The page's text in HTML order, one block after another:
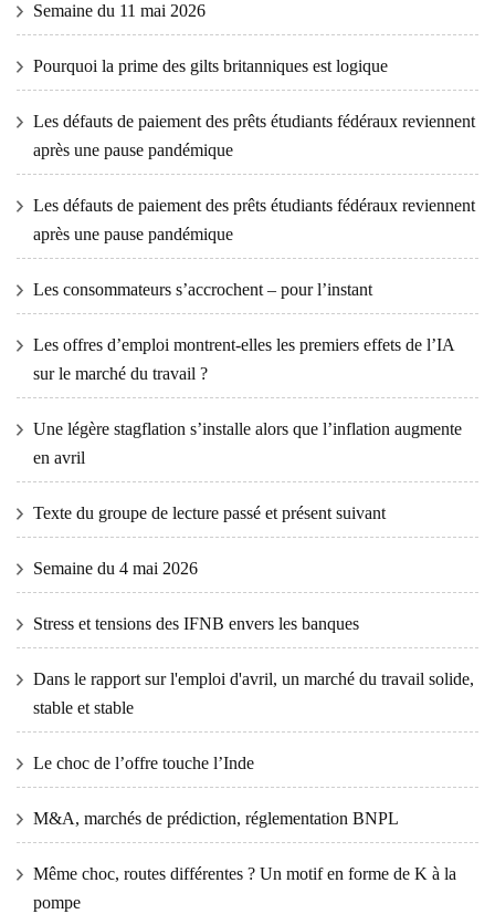
Semaine du 11 mai 2026
Pourquoi la prime des gilts britanniques est logique
Les défauts de paiement des prêts étudiants fédéraux reviennent
après une pause pandémique
Les défauts de paiement des prêts étudiants fédéraux reviennent
après une pause pandémique
Les consommateurs s’accrochent – ​​pour l’instant
Les offres d’emploi montrent-elles les premiers effets de l’IA
sur le marché du travail ?
Une légère stagflation s’installe alors que l’inflation augmente
en avril
Texte du groupe de lecture passé et présent suivant
Semaine du 4 mai 2026
Stress et tensions des IFNB envers les banques
Dans le rapport sur l'emploi d'avril, un marché du travail solide,
stable et stable
Le choc de l’offre touche l’Inde
M&A, marchés de prédiction, réglementation BNPL
Même choc, routes différentes ? Un motif en forme de K à la
pompe